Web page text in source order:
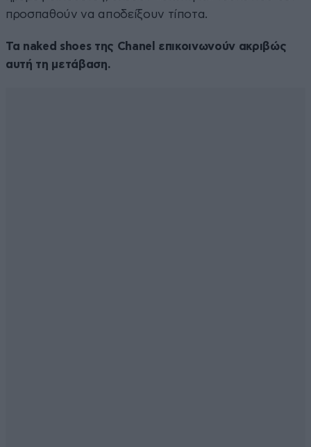
προσπαθούν να αποδείξουν τίποτα.
Τα naked shoes της Chanel επικοινωνούν ακριβώς
αυτή τη μετάβαση.